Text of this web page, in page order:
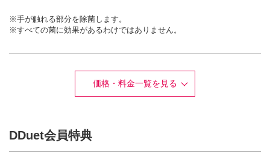
※手が触れる部分を除菌します。
※すべての菌に効果があるわけではありません。
価格・料金一覧を見る
DDuet会員特典